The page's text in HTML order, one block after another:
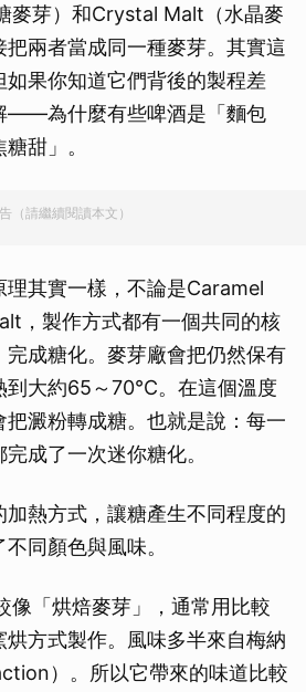
麥芽）和Crystal Malt（水晶麥
兩者當成同一種麥芽。其實這
果你知道它們背後的製程差
——為什麼有些啤酒是「麵包
甜」。
（請繼續閱讀本文）
理其實一樣，不論是Caramel
，製作方式都有一個共同的核
成糖化。麥芽廠會把仍然保有
到大約65～70°C。在這個溫度
澱粉轉成糖。也就是說：每一
成了一次迷你糖化。
熱方式，讓糖產生不同程度的
同顏色與風味。
像「烘焙麥芽」，通常用比較
方式製作。風味多半來自梅納
）。所以它帶來的味道比較